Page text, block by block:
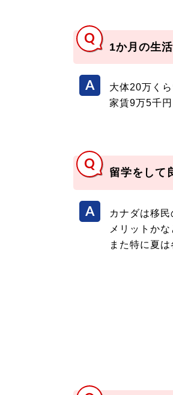
1か月の生
大体20万くら
家賃9万5千
留学をして
カナダは移
メリットかな
また特に夏